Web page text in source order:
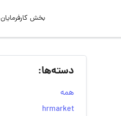
بخش کارفرمایان
دسته‌ها:
همه
hrmarket